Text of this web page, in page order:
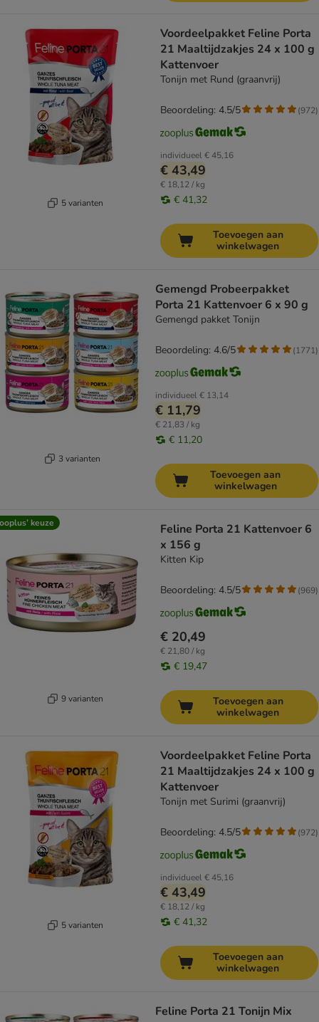
5 varianten
Voordeelpakket Feline Porta
21 Maaltijdzakjes 24 x 100 g
Kattenvoer
Tonijn met Rund (graanvrij)
individueel€ 45,16
€ 43,49
€ 18,12 / kg
€ 41,32
Beoordeling: 4.5/5 (972)
Toevoegen aan
winkelwagen
3 varianten
Gemengd Probeerpakket
Porta 21 Kattenvoer 6 x 90 g
Gemengd pakket Tonijn
individueel€ 13,14
€ 11,79
€ 21,83 / kg
€ 11,20
Beoordeling: 4.6/5 (1771)
Toevoegen aan
winkelwagen
keuze
9 varianten
Feline Porta 21 Kattenvoer 6
x 156 g
Kitten Kip
€ 20,49
€ 21,80 / kg
€ 19,47
Beoordeling: 4.5/5 (969)
Toevoegen aan
winkelwagen
5 varianten
Voordeelpakket Feline Porta
21 Maaltijdzakjes 24 x 100 g
Kattenvoer
Tonijn met Surimi (graanvrij)
individueel€ 45,16
€ 43,49
€ 18,12 / kg
€ 41,32
Beoordeling: 4.5/5 (972)
Toevoegen aan
winkelwagen
Feline Porta 21 Tonijn Mix